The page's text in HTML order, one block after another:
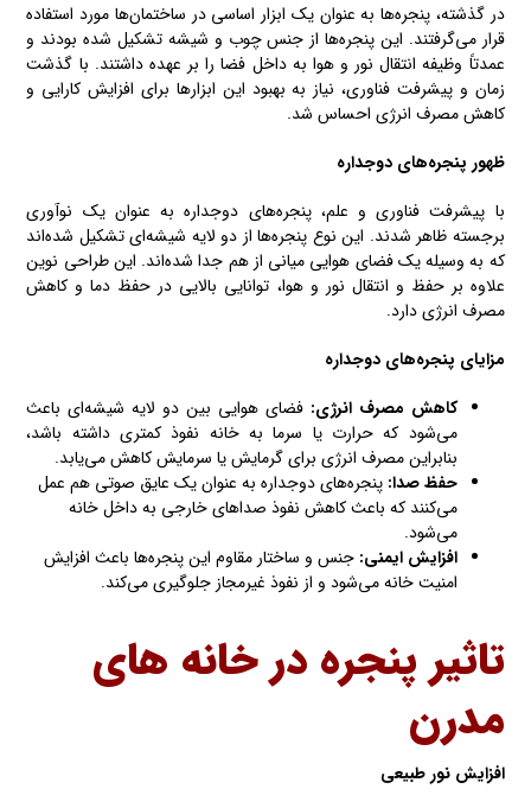
در گذشته، پنجره‌ها به عنوان یک ابزار اساسی در ساختمان‌ها مورد استفاده
قرار می‌گرفتند. این پنجره‌ها از جنس چوب و شیشه تشکیل شده بودند و
عمدتاً وظیفه انتقال نور و هوا به داخل فضا را بر عهده داشتند. با گذشت
زمان و پیشرفت فناوری، نیاز به بهبود این ابزارها برای افزایش کارایی و
کاهش مصرف انرژی احساس شد.
ظهور پنجره‌های دوجداره
با پیشرفت فناوری و علم، پنجره‌های دوجداره به عنوان یک نوآوری
برجسته ظاهر شدند. این نوع پنجره‌ها از دو لایه شیشه‌ای تشکیل شده‌اند
که به وسیله یک فضای هوایی میانی از هم جدا شده‌اند. این طراحی نوین
علاوه بر حفظ و انتقال نور و هوا، توانایی بالایی در حفظ دما و کاهش
مصرف انرژی دارد.
مزایای پنجره‌های دوجداره
کاهش مصرف انرژی: فضای هوایی بین دو لایه شیشه‌ای باعث
می‌شود که حرارت یا سرما به خانه نفوذ کمتری داشته باشد،
بنابراین مصرف انرژی برای گرمایش یا سرمایش کاهش می‌یابد.
حفظ صدا: پنجره‌های دوجداره به عنوان یک عایق صوتی هم عمل
می‌کنند که باعث کاهش نفوذ صداهای خارجی به داخل خانه
می‌شود.
افزایش ایمنی: جنس و ساختار مقاوم این پنجره‌ها باعث افزایش
امنیت خانه می‌شود و از نفوذ غیرمجاز جلوگیری می‌کند.
تاثیر پنجره در خانه های
مدرن
افزایش نور طبیعی